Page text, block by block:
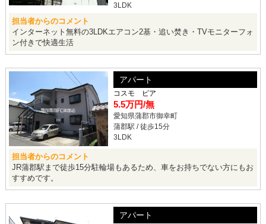
3LDK
担当者からのコメント
インターネット無料の3LDKエアコン2基・追い焚き・TVモニターフォ
ン付きで快適生活
アパート
コスモ ピア
5.5万円/無
愛知県蒲郡市御幸町
蒲郡駅 / 徒歩15分
3LDK
担当者からのコメント
JR蒲郡駅まで徒歩15分駐輪場もあるため、車をお持ちでない方にもお
すすめです。
アパート